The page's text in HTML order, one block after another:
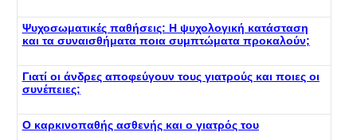
Ψυχοσωματικές παθήσεις: Η ψυχολογική κατάσταση
και τα συναισθήματα ποια συμπτώματα προκαλούν;
Γιατί οι άνδρες αποφεύγουν τους γιατρούς και ποιες οι
συνέπειες;
Ο καρκινοπαθής ασθενής και ο γιατρός του